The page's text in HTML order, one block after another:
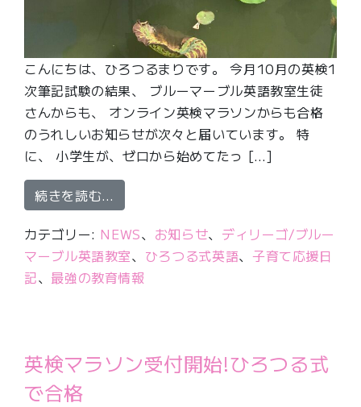
こんにちは、ひろつるまりです。 今月10月の英検1
次筆記試験の結果、 ブルーマーブル英語教室生徒
さんからも、 オンライン英検マラソンからも合格
のうれしいお知らせが次々と届いています。 特
に、 小学生が、ゼロから始めてたっ […]
続きを読む…
カテゴリー: NEWS、 お知らせ、 ディリーゴ/ブルー
マーブル英語教室、 ひろつる式英語、 子育て応援日
記、 最強の教育情報
英検マラソン受付開始!ひろつる式
で合格